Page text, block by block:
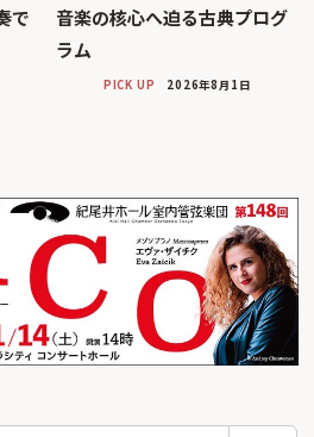
で
音楽の核心へ迫る古典プログ
ラム
PICK UP 2026年8月1日